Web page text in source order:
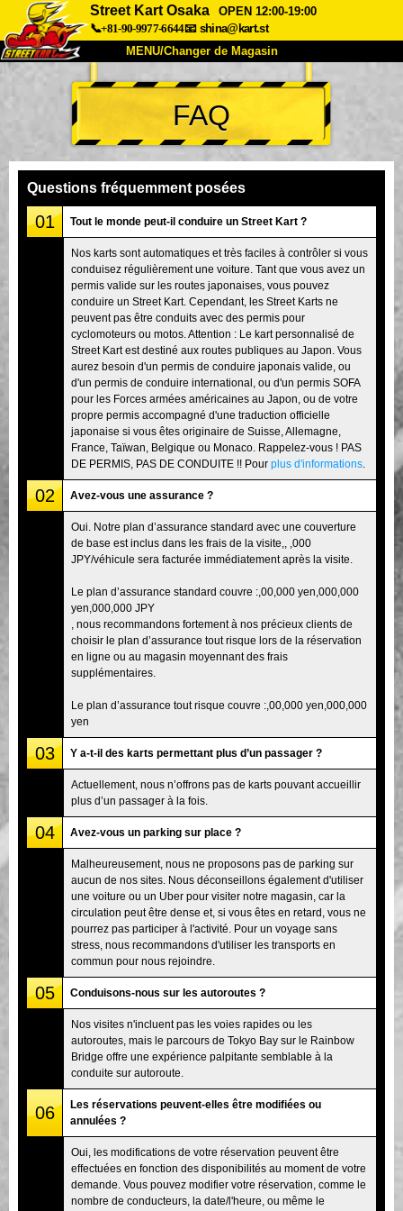
Street Kart Osaka
OPEN 12:00-19:00
📞+81-90-9977-6644📧 shina@kart.st
MENU/Changer de Magasin
ACCUEIL
À Propos Caractéristiques Tarifs
Entreprise Réservation
Tokyo Shinagawa Tokyo Akihabara#1
Tokyo Akihabara#2 Tokyo Shibuya
Tokyo Shibuya Annexe Baie de Tokyo
Tokyo Asakusa Osaka
Okinawa
FAQ
Questions fréquemment posées
01 Tout le monde peut-il conduire un Street Kart ?
Nos karts sont automatiques et très faciles à contrôler si vous
conduisez régulièrement une voiture. Tant que vous avez un
permis valide sur les routes japonaises, vous pouvez
conduire un Street Kart. Cependant, les Street Karts ne
peuvent pas être conduits avec des permis pour
cyclomoteurs ou motos. Attention : Le kart personnalisé de
Street Kart est destiné aux routes publiques au Japon. Vous
aurez besoin d'un permis de conduire japonais valide, ou
d'un permis de conduire international, ou d'un permis SOFA
pour les Forces armées américaines au Japon, ou de votre
propre permis accompagné d'une traduction officielle
japonaise si vous êtes originaire de Suisse, Allemagne,
France, Taïwan, Belgique ou Monaco. Rappelez-vous ! PAS
DE PERMIS, PAS DE CONDUITE !! Pour plus d'informations
02 Avez-vous une assurance ?
Oui. Notre plan d’assurance standard avec une couverture
de base est inclus dans les frais de la visite,, ,000
JPY/véhicule sera facturée immédiatement après la visite.
Le plan d’assurance standard couvre :,00,000 yen,000,000
yen,000,000 JPY
, nous recommandons fortement à nos précieux clients de
choisir le plan d’assurance tout risque lors de la réservation
en ligne ou au magasin moyennant des frais
supplémentaires.
Le plan d’assurance tout risque couvre :,00,000 yen,000,000
yen
03 Y a-t-il des karts permettant plus d’un passager ?
Actuellement, nous n’offrons pas de karts pouvant accueillir
plus d’un passager à la fois.
04 Avez-vous un parking sur place ?
Malheureusement, nous ne proposons pas de parking sur
aucun de nos sites. Nous déconseillons également d'utiliser
une voiture ou un Uber pour visiter notre magasin, car la
circulation peut être dense et, si vous êtes en retard, vous ne
pourrez pas participer à l'activité. Pour un voyage sans
stress, nous recommandons d'utiliser les transports en
commun pour nous rejoindre.
05 Conduisons-nous sur les autoroutes ?
Nos visites n'incluent pas les voies rapides ou les
autoroutes, mais le parcours de Tokyo Bay sur le Rainbow
Bridge offre une expérience palpitante semblable à la
conduite sur autoroute.
06
Les réservations peuvent-elles être modifiées ou
annulées ?
Oui, les modifications de votre réservation peuvent être
effectuées en fonction des disponibilités au moment de votre
demande. Vous pouvez modifier votre réservation, comme le
nombre de conducteurs, la date/l'heure, ou même le